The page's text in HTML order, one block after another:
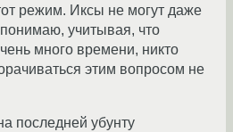
режим. Иксы не могут даже
понимаю, учитывая, что
много времени, никто
этим вопросом не
последней убунту